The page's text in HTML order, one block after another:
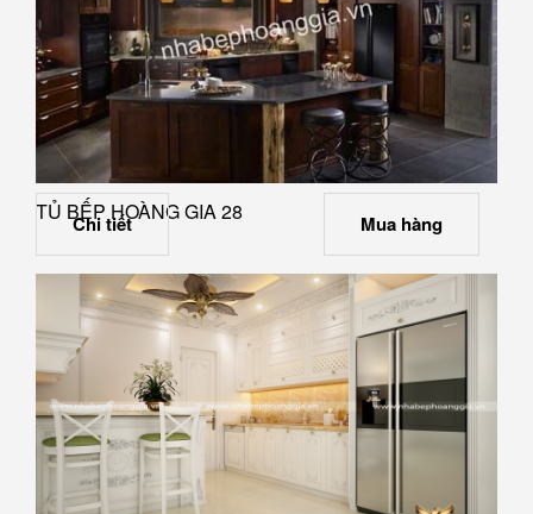
TỦ BẾP HOÀNG GIA 28
Chi tiết Mua hàng